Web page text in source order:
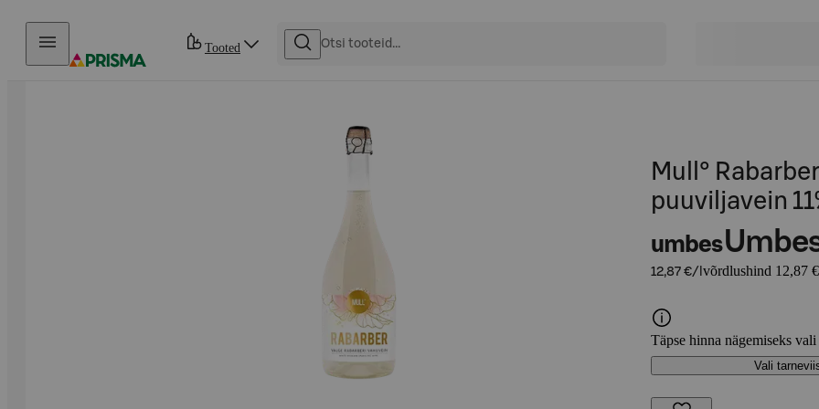
Otse sisu juurde
Tooted
Mull°
puuviljavein
umbes
12,87 €/l võrdlushind 12,87
Täpse hinna nägemiseks
Vali